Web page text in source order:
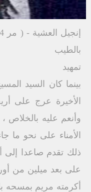
بالطيب
تمهيد
بينما كان السيد
الأخيرة عرج على
وأنعم عليه
ذلك تقدم صاعدا إلى
على بعد ميلين من